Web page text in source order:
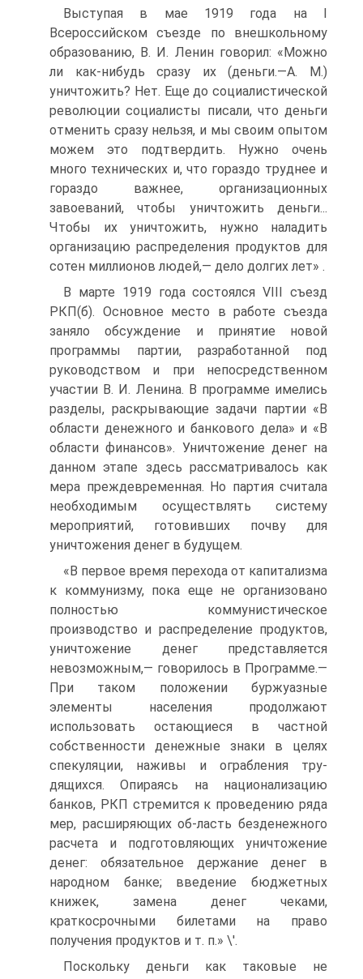
Выступая в мае 1919 года на I
Всероссийском съезде по внешкольному
образованию, В. И. Ленин говорил: «Можно
ли как-нибудь сразу их (деньги.—А. М.)
уничтожить? Нет. Еще до социалистической
революции социалисты писали, что деньги
отменить сразу нельзя, и мы своим опытом
можем это подтвердить. Нужно очень
много технических и, что гораздо труднее и
гораздо важнее, организационных
завоеваний, чтобы уничтожить деньги...
Чтобы их уничтожить, нужно наладить
организацию распределения продуктов для
сотен миллионов людей,— дело долгих лет» .
В марте 1919 года состоялся VIII съезд
РКП(б). Основное место в работе съезда
заняло обсуждение и принятие новой
программы партии, разработанной под
руководством и при непосредственном
участии В. И. Ленина. В программе имелись
разделы, раскрывающие задачи партии «В
области денежного и банкового дела» и «В
области финансов». Уничтожение денег на
данном этапе здесь рассматривалось как
мера преждевременная. Но партия считала
необходимым осуществлять систему
мероприятий, готовивших почву для
уничтожения денег в будущем.
«В первое время перехода от капитализма
к коммунизму, пока еще не организовано
полностью коммунистическое
производство и распределение продуктов,
уничтожение денег представляется
невозможным,— говорилось в Программе.—
При таком положении буржуазные
элементы населения продолжают
использовать остающиеся в частной
собственности денежные знаки в целях
спекуляции, наживы и ограбления тру-
дящихся. Опираясь на национализацию
банков, РКП стремится к проведению ряда
мер, расширяющих об-ласть безденежного
расчета и подготовляющих уничтожение
денег: обязательное держание денег в
народном банке; введение бюджетных
книжек, замена денег чеками,
краткосрочными билетами на право
получения продуктов и т. п.» \'.
Поскольку деньги как таковые не